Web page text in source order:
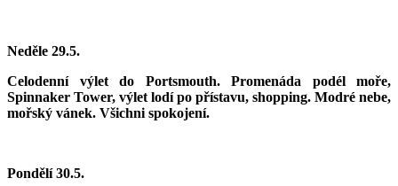
Neděle 29.5.
Celodenní výlet do Portsmouth. Promenáda podél moře,
Spinnaker Tower, výlet lodí po přístavu, shopping. Modré nebe,
mořský vánek. Všichni spokojení.
Pondělí 30.5.